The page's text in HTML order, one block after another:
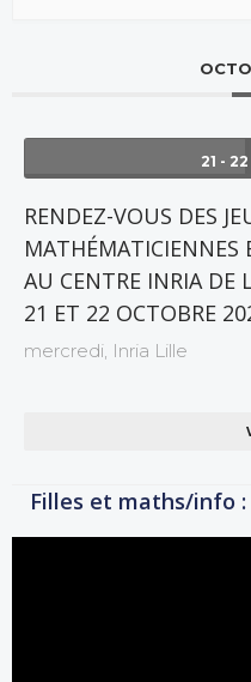
21 - 22
RENDEZ-VOUS DES
MATHÉMATICIENNES
AU CENTRE INRIA DE
21 ET 22 OCTOBRE
mercredi, Inria Lille
Filles et maths/info